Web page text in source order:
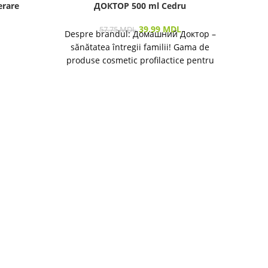
ДОКТОР 500 ml Cedru
57.75MDL 39.99 MDL
Despre brandul: Домашний Доктор –
sănătatea întregii familii! Gama de
produse cosmetic profilactice pentru